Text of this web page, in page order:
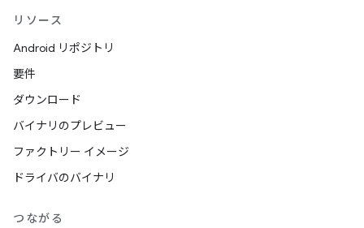
リソース
Android リポジトリ
要件
ダウンロード
バイナリのプレビュー
ファクトリー イメージ
ドライバのバイナリ
つながる